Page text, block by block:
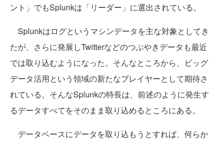
ント」でもSplunkは「リーダー」に選出されている。
Splunkはログというマシンデータを主な対象としてき
たが、さらに発展しTwitterなどのつぶやきデータも最近
では取り込むようになった。そんなところから、ビッグ
データ活用という領域の新たなプレイヤーとして期待さ
れている。そんなSplunkの特長は、前述のように発生す
るデータすべてをそのまま取り込めるところにある。
データベースにデータを取り込もうとすれば、何らか